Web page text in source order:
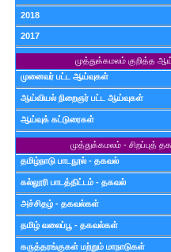
2018
2017
முத்துக்கமலம் குறித்த
முனைவர் பட்ட ஆய்வுகள்
ஆய்வியல் நிறைஞர் பட்ட ஆய்வுகள்
ஆய்வுக் கட்டுரைகள்
முத்துக்கமலம் - சிறப்புத்
தமிழ்நாடு பாடநூல் - தகவல்
கல்லூரி பாடத்திட்டம் - தகவல்
அச்சிதழ் - தகவல்கள்
தமிழ் வலைப்பூ - தகவல்கள்
கருத்தரங்குகள் மற்றும் மாநாடுகள்